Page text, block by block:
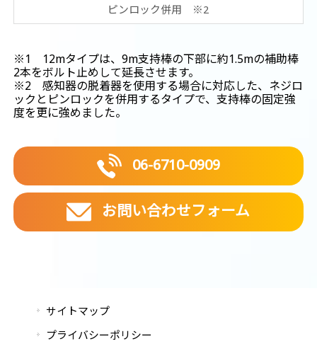
ピンロック併用 ※2
※1 12mタイプは、9m支持棒の下部に約1.5mの補助棒
2本をボルト止めして延長させます。
※2 感知器の脱着器を使用する場合に対応した、ネジロ
ックとピンロックを併用するタイプで、支持棒の固定強
度を更に強めました。
06-6710-0909
お問い合わせフォーム
サイトマップ
プライバシーポリシー